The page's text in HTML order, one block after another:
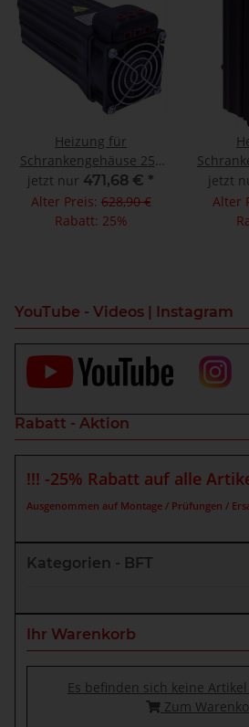
Heizung für
Schrankengehäuse 250
W
jetzt nur 471,68 € *
Alter Preis:628,90 €
Rabatt: 25%
jetzt
Alter
YouTube - Videos | Instagram
Rabatt - Aktion
!!! -25% Rabatt auf alle
Ausgenommen auf Montage / Prüfungen /
Kategorien - BFT
Ihr Warenkorb
Es befinden sich keine
Zum